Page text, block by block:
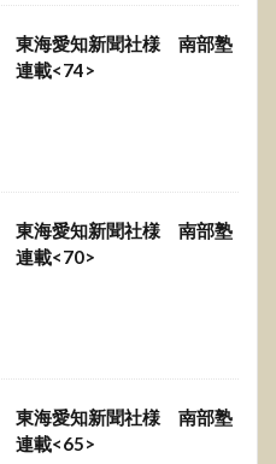
東海愛知新聞社様 南部塾
連載<74>
東海愛知新聞社様 南部塾
連載<70>
東海愛知新聞社様 南部塾
連載<65>